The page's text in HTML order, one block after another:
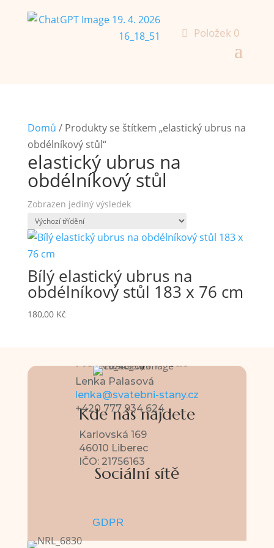
Položek 0
Domů / Produkty se štítkem „elastický ubrus na
obdélníkový stůl“
elastický ubrus na
obdélníkový stůl
Zobrazen jediný výsledek
Bílý elastický ubrus na
obdélníkový stůl 183 x 76 cm
180,00 Kč
Kontaktujte nás
Lenka Palasová
lenka@svatebni-stany.cz
+420 777 934 624
Kde nás najdete
Karlovská 169
46010 Liberec
IČO: 21756163
Sociální sítě
GDPR